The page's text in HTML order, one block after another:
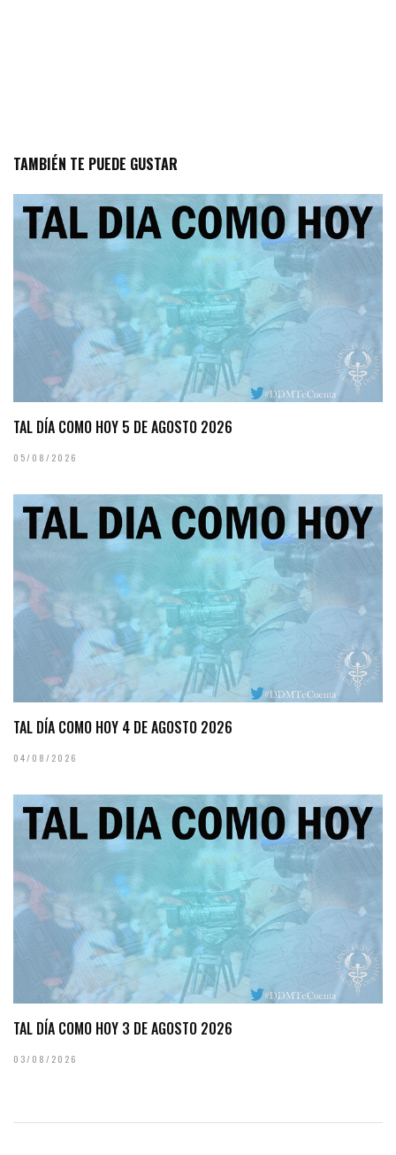
TAMBIÉN TE PUEDE GUSTAR
TAL DÍA COMO HOY 5 DE AGOSTO 2026
05/08/2026
TAL DÍA COMO HOY 4 DE AGOSTO 2026
04/08/2026
TAL DÍA COMO HOY 3 DE AGOSTO 2026
03/08/2026